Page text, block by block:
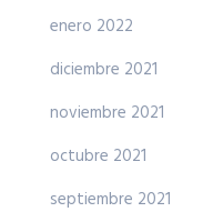
enero 2022
diciembre 2021
noviembre 2021
octubre 2021
septiembre 2021